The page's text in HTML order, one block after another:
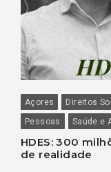
Açores Direitos
Pessoas
Saúde e
HDES: 300
de realidade